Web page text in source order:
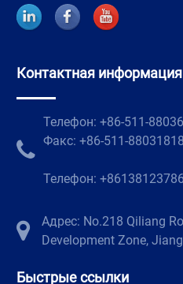
Контактная информация
Телефон: +86-511-
Факс: +86-511-88031818
Телефон:
Адрес: No.218 Qiliang
Development Zone,
Быстрые ссылки